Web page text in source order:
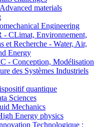
materials
Engineering
CLimat, Environnement,
et Recherche - Water, Air,
Energy
- Conception, Modélisation
des Systèmes Industriels
quantique
Sciences
Mechanics
Energy physics
Technologique :